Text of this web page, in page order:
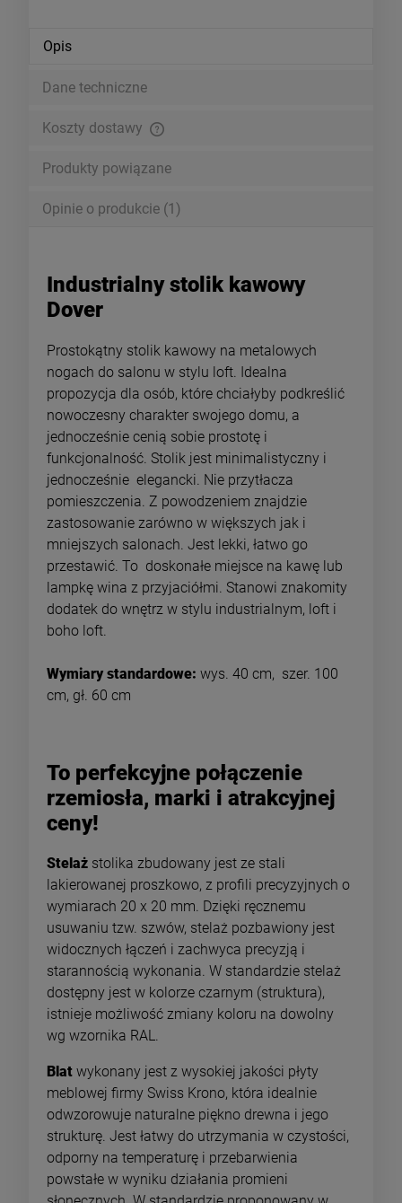
Opis
Dane techniczne
Koszty dostawy
Produkty powiązane
Opinie o produkcie (1)
Industrialny stolik kawowy
Dover
Prostokątny stolik kawowy na metalowych
nogach do salonu w stylu loft. Idealna
propozycja dla osób, które chciałyby podkreślić
nowoczesny charakter swojego domu, a
jednocześnie cenią sobie prostotę i
funkcjonalność. Stolik jest minimalistyczny i
jednocześnie elegancki. Nie przytłacza
pomieszczenia. Z powodzeniem znajdzie
zastosowanie zarówno w większych jak i
mniejszych salonach. Jest lekki, łatwo go
przestawić. To doskonałe miejsce na kawę lub
lampkę wina z przyjaciółmi. Stanowi znakomity
dodatek do wnętrz w stylu industrialnym, loft i
boho loft.
Wymiary standardowe: wys. 40 cm, szer. 100
cm, gł. 60 cm
To perfekcyjne połączenie
rzemiosła, marki i atrakcyjnej
ceny!
Stelaż stolika zbudowany jest ze stali
lakierowanej proszkowo, z profili precyzyjnych o
wymiarach 20 x 20 mm. Dzięki ręcznemu
usuwaniu tzw. szwów, stelaż pozbawiony jest
widocznych łączeń i zachwyca precyzją i
starannością wykonania. W standardzie stelaż
dostępny jest w kolorze czarnym (struktura),
istnieje możliwość zmiany koloru na dowolny
wg wzornika RAL.
Blat wykonany jest z wysokiej jakości płyty
meblowej firmy Swiss Krono, która idealnie
odwzorowuje naturalne piękno drewna i jego
strukturę. Jest łatwy do utrzymania w czystości,
odporny na temperaturę i przebarwienia
powstałe w wyniku działania promieni